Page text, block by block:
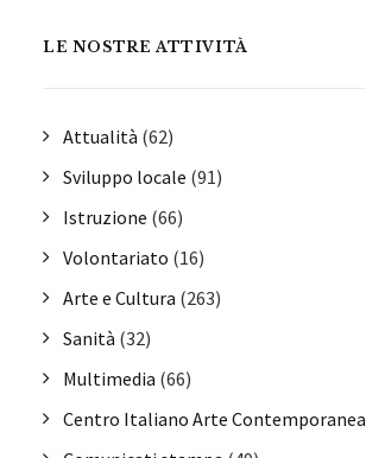
LE NOSTRE ATTIVITÀ
Attualità (62)
Sviluppo locale (91)
Istruzione (66)
Volontariato (16)
Arte e Cultura (263)
Sanità (32)
Multimedia (66)
Centro Italiano Arte Contemporanea